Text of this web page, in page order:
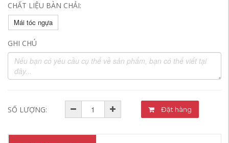
CHẤT LIỆU BÀN CHẢI:
Mái tóc ngựa
GHI CHÚ
SỐ LƯỢNG: Đặt hàng